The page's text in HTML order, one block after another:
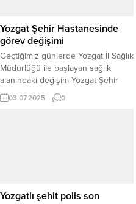
sentetik ecza hap ele geçirildi.
Yakalanan şüpheli şahıs hakkında
Uyuşturucu veya Uyarıcı...
Yozgat Şehir Hastanesinde
görev değişimi
Geçtiğimiz günlerde Yozgat İl Sağlık
Müdürlüğü ile başlayan sağlık
alanındaki değişim Yozgat Şehir
Hastanesiyle devam etti. İl Sağlık
Müdürü Dr Fatih Şahin’in yerine
değişiklikler yapıldı. Hastane...
03.07.2025 0
Yozgatlı şehit polis son